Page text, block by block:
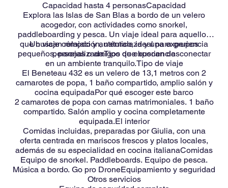
Capacidad hasta 4 personasCapacidad
Explora las Islas de San Blas a bordo de un velero
acogedor, con actividades como snorkel,
paddleboarding y pesca. Un viaje ideal para aquellos
que buscan relajación, naturaleza y una experiencia
personalizadaTipo de experiencia
Un viaje cómodo y auténtico, ideal para grupos
pequeños, parejas o amigos que buscan desconectar
en un ambiente tranquilo.Tipo de viaje
El Beneteau 432 es un velero de 13,1 metros con 2
camarotes de popa, 1 baño compartido, amplio salón y
cocina equipadaPor qué escoger este barco
2 camarotes de popa con camas matrimoniales. 1 baño
compartido. Salón amplio y cocina completamente
equipada.El interior
Comidas incluidas, preparadas por Giulia, con una
oferta centrada en mariscos frescos y platos locales,
además de su especialidad en cocina italianaComidas
Equipo de snorkel. Paddleboards. Equipo de pesca.
Música a bordo. Go pro DroneEquipamiento y seguridad
Otros servicios